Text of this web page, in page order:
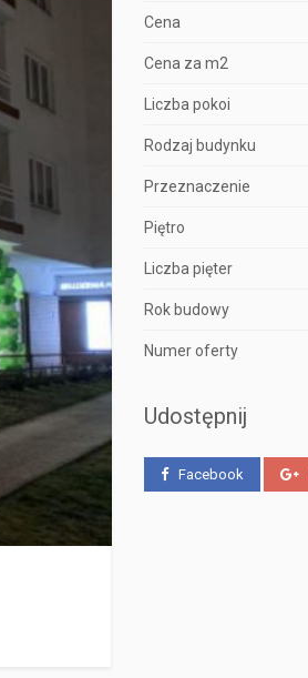
Cena
Cena za m2
Liczba pokoi
Rodzaj budynku
Przeznaczenie
Piętro
Liczba pięter
Rok budowy
Numer oferty
Udostępnij
Facebook